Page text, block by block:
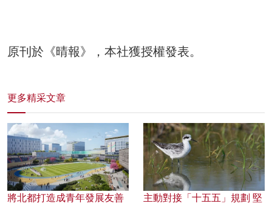
原刊於《晴報》，本社獲授權發表。
更多精采文章
將北都打造成青年發展友善
主動對接「十五五」規劃 堅